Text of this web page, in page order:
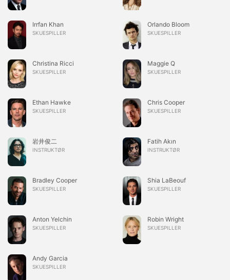
Irrfan Khan
SKUESPILLER
Orlando Bloom
SKUESPILLER
Christina Ricci
SKUESPILLER
Maggie Q
SKUESPILLER
Ethan Hawke
SKUESPILLER
Chris Cooper
SKUESPILLER
岩井俊二
INSTRUKTØR
Fatih Akın
INSTRUKTØR
Bradley Cooper
SKUESPILLER
Shia LaBeouf
SKUESPILLER
Anton Yelchin
SKUESPILLER
Robin Wright
SKUESPILLER
Andy Garcia
SKUESPILLER